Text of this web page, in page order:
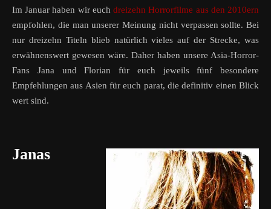
Im Januar haben wir euchdreizehn Horrorfilme aus den 2010ern
empfohlen, die man unserer Meinung nicht verpassen sollte. Bei
nur dreizehn Titeln blieb natürlich vieles auf der Strecke, was
erwähnenswert gewesen wäre. Daher haben unsere Asia-Horror-
Fans Jana und Florian für euch jeweils fünf besondere
Empfehlungen aus Asien für euch parat, die definitiv einen Blick
wert sind.
Janas